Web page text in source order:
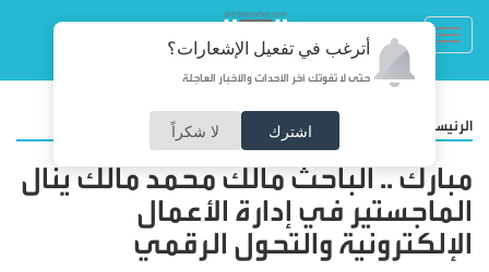
أترغب في تفعيل الإشعارات؟
حتى لا تفوتك آخر الأحداث والأخبار العاجلة
اشترك لا شكراً الرئيسية
مبارك .. الباحث مالك محمد مالك ينال
الماجستير في إدارة الأعمال
الإلكترونية والتحول الرقمي